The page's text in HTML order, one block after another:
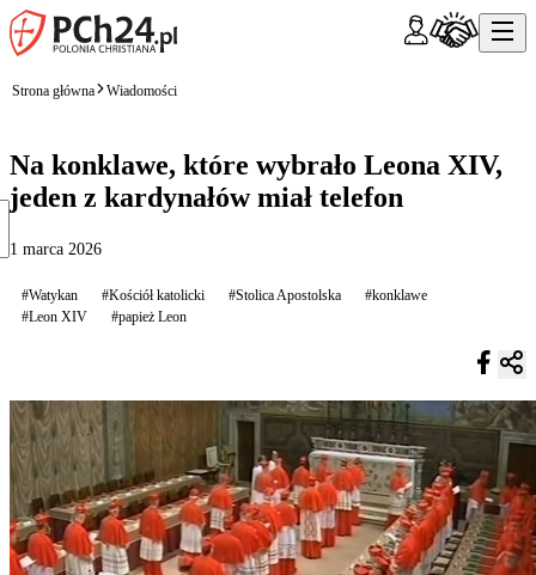
Strona główna Wiadomości
Na konklawe, które wybrało Leona XIV,
jeden z kardynałów miał telefon
1 marca 2026
#Watykan #Kościół katolicki #Stolica Apostolska
#konklawe
#Leon XIV
#papież Leon